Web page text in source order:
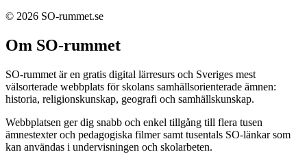
© 2026 SO-rummet.se
Om SO-rummet
SO-rummet är en gratis digital lärresurs och Sveriges mest
välsorterade webbplats för skolans samhällsorienterade ämnen:
historia, religionskunskap, geografi och samhällskunskap.
Webbplatsen ger dig snabb och enkel tillgång till flera tusen
ämnestexter och pedagogiska filmer samt tusentals SO-länkar som
kan användas i undervisningen och skolarbeten.